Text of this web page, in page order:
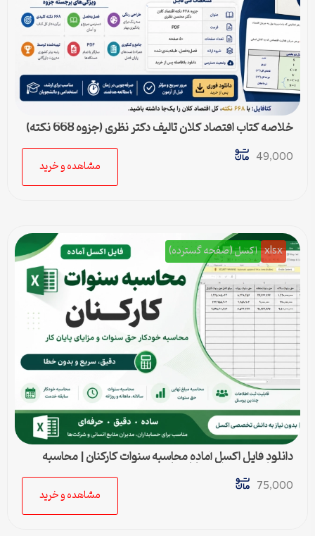
خلاصه کتاب اقتصاد کلان تالیف دکتر نظری (جزوه 668 نکته)
49,000
مشاهده و خرید
xlsx اکسل (صفحه گسترده)
دانلود فایل اکسل آماده محاسبه سنوات کارکنان | محاسبه
خودکار حق سنوات و پایان کار
75,000
مشاهده و خرید